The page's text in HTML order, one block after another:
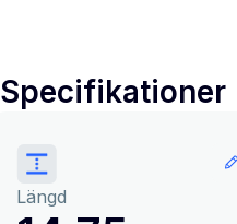
Specifikationer
Längd